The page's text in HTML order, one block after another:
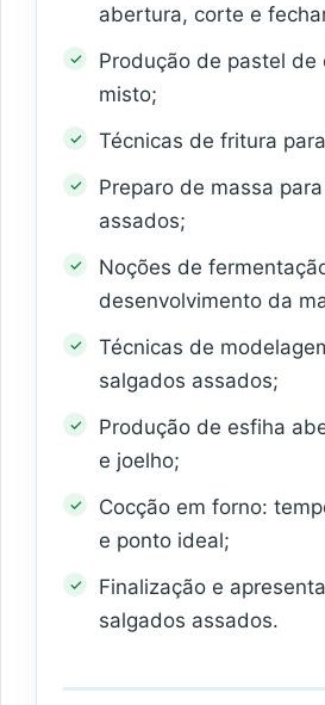
abertura, corte e
Produção de pastel de
misto;
Técnicas de fritura
Preparo de massa
assados;
Noções de
desenvolvimento da
Técnicas de
salgados assados;
Produção de esfiha
e joelho;
Cocção em forno:
e ponto ideal;
Finalização e
salgados assados.